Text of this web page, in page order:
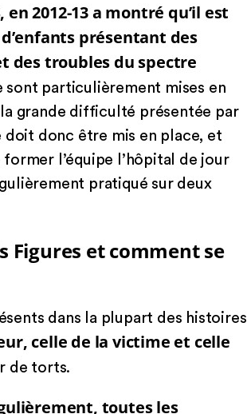
en 2012-13 a montré qu’il est
présentant des
des troubles du spectre
sont particulièrement mises en
grande difficulté présentée par
donc être mis en place, et
l’équipe l’hôpital de jour
pratiqué sur deux
Figures et comment se
dans la plupart des histoires
celle de la victime et celle
de torts.
toutes les